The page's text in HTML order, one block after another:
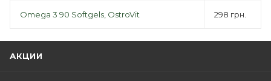
Omega 3 90 Softgels, OstroVit 298 грн.
АКЦИИ